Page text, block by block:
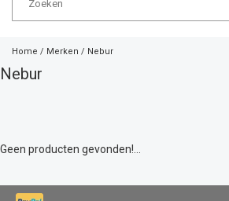
Home / Merken / Nebur
Nebur
Geen producten gevonden!...